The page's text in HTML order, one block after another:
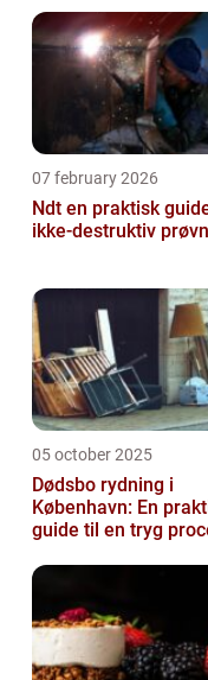
07 february 2026
Ndt en praktisk guide til
ikke-destruktiv
05 october 2025
Dødsbo rydning i
København: En
guide til en tryg